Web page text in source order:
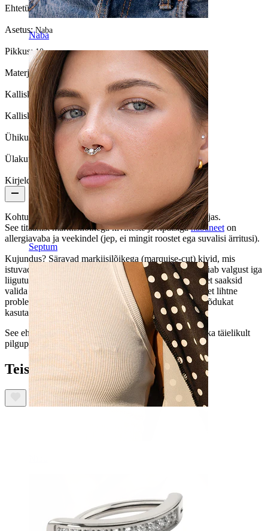
Naba
Septum
Ehtetüüp:Barbell
Asetus:Naba
Pikkus: 10 mm
Materjal:Titaan
Kalliskivi värvus:Läbipaistev
Kalliskivi tüüp:Kuubiline tsirkoonia
Ühikute arv:1
Ülakuul: 5 mm
Kirjeldus
Kohtu oma uue nabaneediga, mis on nii šikk kui ka uljas.
See titaanist markiisilõikega kivikeste ja ripatsiganabaneeton
allergiavaba ja veekindel (jep, ei mingit roostet ega suvalisi ärritusi).
Kujundus? Säravad markiisilõikega (marquise-cut) kivid, mis
istuvad kaunilt sinu nabal, ja delikaatne ripats, mis püüab valgust iga
liigutusega. See ehe on saadaval hõbeda ja kuldsena, et saaksid
valida tooni, mis sobib su stiiliga. Sisekeermega on ehet lihtne
probleemideta kanda ja kujunduse tõttu soovitame mõõdukat
kasutamist.
See ehe on tõestus, et su neet võib olla nii mugav kui ka täielikult
pilgupüüdja.
Teised ostsid ka: